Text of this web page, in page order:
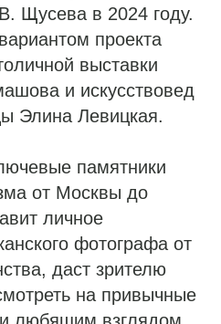
Щусева в 2024 году.
проекта
выставки
и искусствовед
Элина Левицкая.
памятники
от Москвы до
личное
фотографа от
даст зрителю
на привычные